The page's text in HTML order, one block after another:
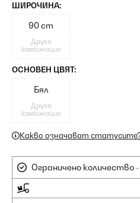
ШИРОЧИНА:
90 cm
Друга
комбинация
ОСНОВЕН ЦВЯТ:
Бял
Друга
комбинация
Какво означават
Ограничено количество